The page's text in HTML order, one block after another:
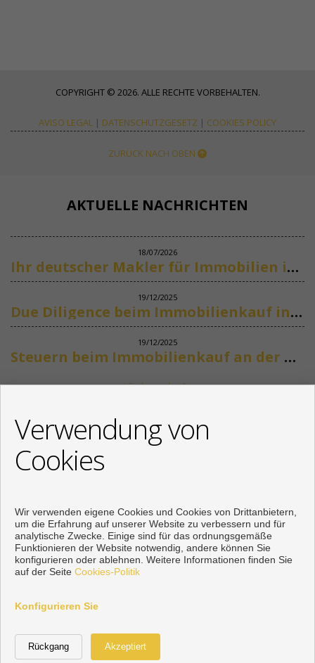
COPYRIGHT © 2026. ALLE RECHTE VORBEHALTEN.
AVISO LEGAL | DATENSCHUTZGESETZ | COOKIES POLICY
ZURÜCK NACH OBEN
AKTUELLE NACHRICHTEN
18/07/2026
Ihr deutscher Makler für Immobilien in Marbella
19/12/2025
Due Diligence beim Immobilienkauf in Spanien
19/12/2025
Steuern beim Immobilienkauf an der Costa del Sol
Siehe mehr
+34 622318266
info@mikenaumannimmobilien.com
Von Montag bis Freitag : 10:00 - 18:00
Vorbei sich entwickelt
Verwendung von
Cookies
Wir verwenden eigene Cookies und Cookies von Drittanbietern,
um die Erfahrung auf unserer Website zu verbessern und für
analytische Zwecke. Einige sind für das ordnungsgemäße
Funktionieren der Website notwendig, andere können Sie
konfigurieren oder ablehnen. Weitere Informationen finden Sie
auf der Seite Cookies-Politik
Konfigurieren Sie